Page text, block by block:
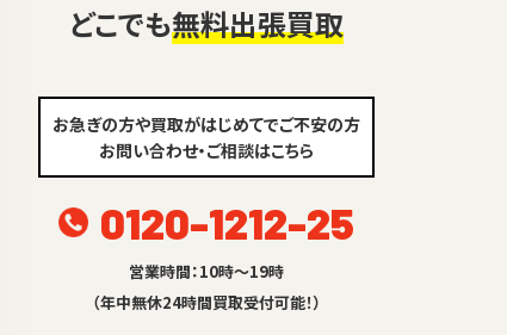
どこでも無料出張買取
お急ぎの方や買取がはじめてでご不安の方
お問い合わせ・ご相談はこちら
0120-1212-25
営業時間：10時～19時
（年中無休24時間買取受付可能！）